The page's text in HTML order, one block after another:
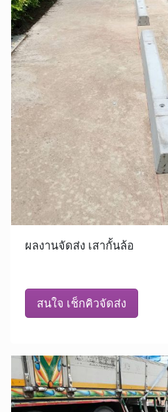
ผลงานจัดส่ง เสากั้นล้อ
สนใจ เช็กคิวจัดส่ง